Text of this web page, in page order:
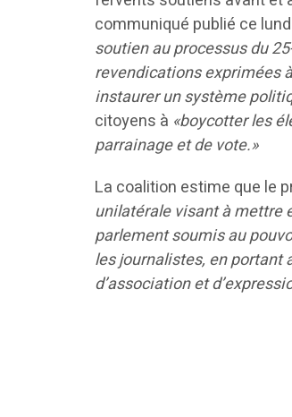
communiqué publié ce
soutien au processus du
revendications exprimées
instaurer un système
citoyens à «boycotter les
parrainage et de vote.»
La coalition estime que le
unilatérale visant à mettre
parlement soumis au
les journalistes, en
d’association et